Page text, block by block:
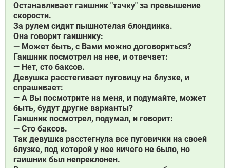
Останавливает гаишник "тачку" за превышение
скорости.
За рулем сидит пышнотелая блондинка.
Она говорит гаишнику:
— Может быть, с Вами можно договориться?
Гаишник посмотрел на нее, и отвечает:
— Нет, сто баксов.
Девушка расстегивает пуговицу на блузке, и
спрашивает:
— А Вы посмотрите на меня, и подумайте, может
быть, будут другие варианты?
Гаишник посмотрел, подумал, и говорит:
— Сто баксов.
Так девушка расстегнула все пуговички на своей
блузке, под которой у нее ничего не было, но
гаишник был непреклонен.